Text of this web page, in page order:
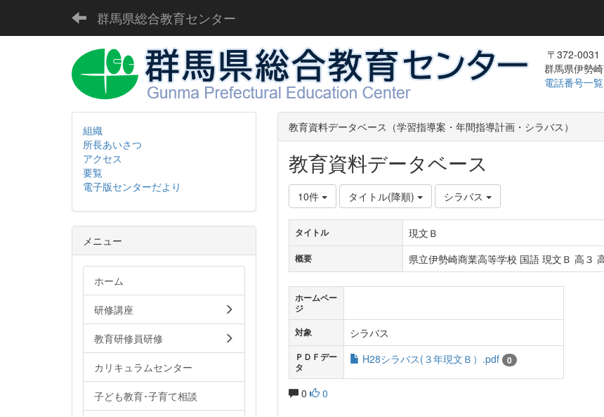
群馬県総合教育センター
〒372-0031
群馬県伊勢
電話番号一覧
教育資料データベース（学習指導案・年間指導計画・シラバス）
教育資料データベース
10件 タイトル(降順) シラバス
タイトル 現文Ｂ
概要 県立伊勢崎商業高等学校 国語 現文Ｂ 高３
ホームペー
ジ
対象
シラバス
ＰＤＦデー
タ
H28シラバス(３年現文Ｂ）.pdf 0
0 0
組織
所長あいさつ
アクセス
要覧
電子版センターだより
メニュー
ホーム
研修講座
教育研修員研修
カリキュラムセンター
子ども教育･子育て相談